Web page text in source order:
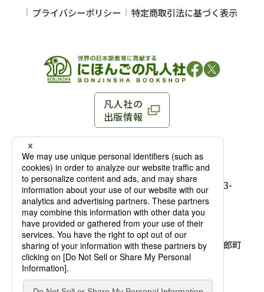
凡人社の
出版情報
〒102-0093 東京都千代田区平河町 1-3-13 8F
TEL：03-3263-3959／FAX：03-3263-3116
麹町店
〒102-0093 東京都千代田区平河町1-3-
13 8F［アクセス］
TEL：03-3239-8673／FAX：03-3263-
3116
大阪店
〒541-0056 大阪府大阪市中央区久太郎町
4-2-10
大西ビルディング 1階［
TEL：06-4256-2684／FAX：03-6733-
プライバシーポリシー
特定商取引法に基づく表示